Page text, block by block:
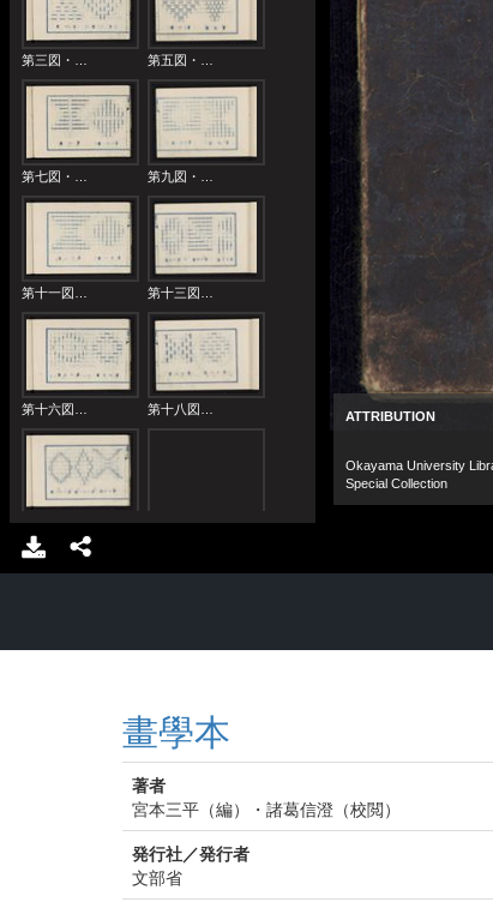
畫學本
著者
宮本三平（編）・諸葛信澄（校閲）
発行社／発行者
文部省